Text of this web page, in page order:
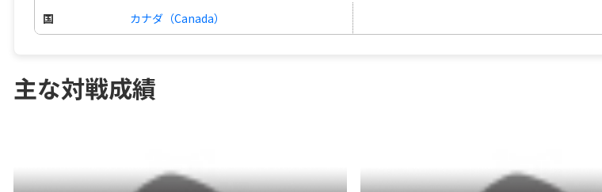
国 カナダ（Canada）
主な対戦成績